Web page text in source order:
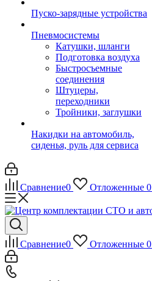
Пуско-зарядные устройства
Пневмосистемы
Катушки, шланги
Подготовка воздуха
Быстросъемные
соединения
Штуцеры,
переходники
Тройники, заглушки
Накидки на автомобиль,
сиденья, руль для сервиса
Сравнение0 Отложенные 0
Сравнение0 Отложенные 0